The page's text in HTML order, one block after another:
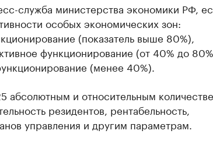
служба министерства экономики РФ,
особых экономических зон:
(показатель выше 80%),
функционирование (от 40% до
(менее 40%).
абсолютным и относительным
резидентов, рентабельность,
управления и другим параметрам.